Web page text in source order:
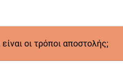
είναι οι τρόποι αποστολής;